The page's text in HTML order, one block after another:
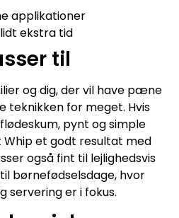
applikationer
ekstra tid
til
og dig, der vil have pæne
teknikken for meget. Hvis
pynt og simple
Whip et godt resultat med
også fint til lejlighedsvis
børnefødselsdage, hvor
servering er i fokus.